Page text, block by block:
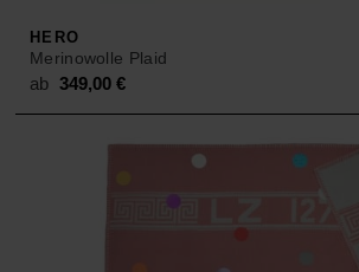
HERO
Merinowolle Plaid
ab349,00€